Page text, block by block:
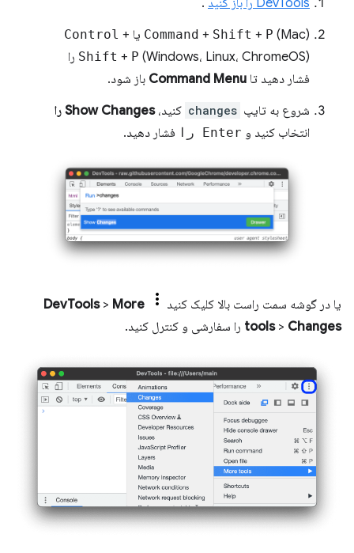
DevTools را باز کنید .
Command + Shift + P (Mac) یا Control +
Shift + P
(Windows، Linux، ChromeOS) را
فشار دهید تا Command Menu باز شود.
شروع به تایپ changes کنید،Show Changes را
انتخاب کنید و Enter را فشار دهید.
یا در گوشه سمت راست بالا کلیک کنید DevTools> More
tools> Changes را سفارشی و کنترل کنید.